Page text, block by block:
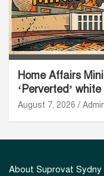
Home Affairs
‘Perverted’
August 7, 2026
About Suprovat Sydny